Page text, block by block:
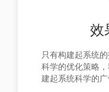
效
只有构建起系统
科学的优化策略
建起系统科学的广